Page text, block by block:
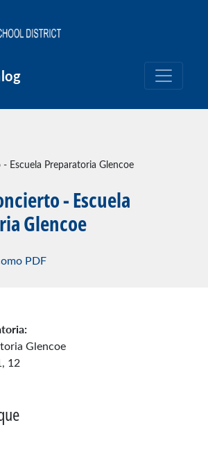
Escuela Preparatoria Glencoe
- Escuela
Glencoe
PDF
Glencoe
12